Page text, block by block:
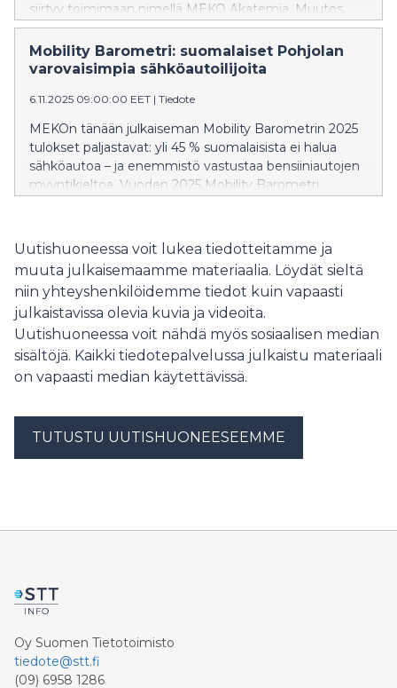
siirtyy toimimaan nimellä MEKO Akatemia. Muutos
koskee ainoastaan brändiä: koulutustoiminta jatkuu
markkinoittain kuten ennenkin, mutta yhteinen nimi
selkeyttää MEKOn kansainvälistä koulutustarjontaa ja
selvemmän yhteyden kollegoihimme eri maissa ja
tarjoaa paremmat mahdollisuudet jakaa osaamista ja
kokemuksia. Tämä näkyy tulevaisuudessa varmasti
koulutussisällöissä, teknisessä tuessa ja osaamisen
laajemmassa hyödyntämisessä – niin
sähköajoneuvojen kuin kehittyvän
Akatemia on kouluttanut suomalaisia autotekniikan
ammattilaisia kattavasti aina ammatillisista
perusopinnoista sähköajoneuvojen erityiskoulutuksiin.
Uudistus tukee MEKOn strategiaa vastata nopeasti
kehittyvän ajoneuvotekniikan
Mobility Barometri: suomalaiset Pohjolan
varovaisimpia sähköautoilijoita
6.11.2025 09:00:00 EET | Tiedote
MEKOn tänään julkaiseman Mobility Barometrin 2025
tulokset paljastavat: yli 45 % suomalaisista ei halua
sähköautoa – ja enemmistö vastustaa bensiiniautojen
myyntikieltoa. Vuoden 2025 Mobility Barometri
skeptisin maa koko alueella.
Uutishuoneessa voit lukea tiedotteitamme ja
muuta julkaisemaamme materiaalia. Löydät sieltä
niin yhteyshenkilöidemme tiedot kuin vapaasti
julkaistavissa olevia kuvia ja videoita.
Uutishuoneessa voit nähdä myös sosiaalisen median
sisältöjä. Kaikki tiedotepalvelussa julkaistu materiaali
on vapaasti median käytettävissä.
TUTUSTU UUTISHUONEESEEMME
Oy Suomen Tietotoimisto
tiedote@stt.fi
(09) 6958 1286